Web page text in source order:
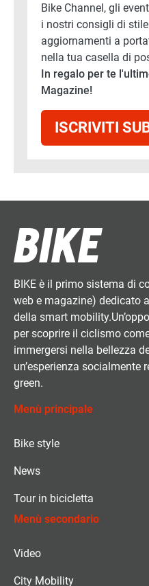
Bike Channel, gli
i nostri consigli di
aggiornamenti a
nella tua casella di
In regalo per te
Magazine!
ISCRIVITI
BIKE è il primo sistema di
web e magazine) dedicato
della smart
per scoprire il ciclismo
immergersi nella bellezza
un’esperienza socialmente
green.
Menù principale
Bike style
News
Tour in bicicletta
Menù secondario
Video
City Mobility